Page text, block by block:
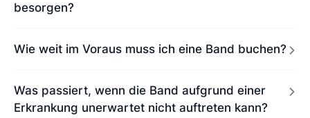
besorgen?
Wie weit im Voraus muss ich eine Band buchen?
Was passiert, wenn die Band aufgrund einer
Erkrankung unerwartet nicht auftreten kann?